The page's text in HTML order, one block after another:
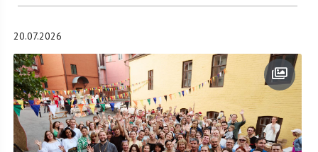
20.07.2026